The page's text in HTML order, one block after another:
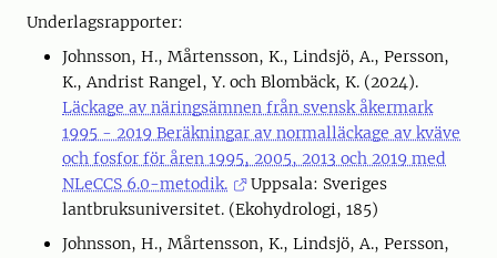
Underlagsrapporter:
Johnsson, H., Mårtensson, K., Lindsjö, A., Persson,
K., Andrist Rangel, Y. och Blombäck, K. (2024).
Läckage av näringsämnen från svensk åkermark
1995 - 2019 Beräkningar av normalläckage av kväve
och fosfor för åren 1995, 2005, 2013 och 2019 med
NLeCCS 6.0-metodik.
Uppsala: Sveriges
lantbruksuniversitet. (Ekohydrologi, 185)
Johnsson, H., Mårtensson, K., Lindsjö, A., Persson,